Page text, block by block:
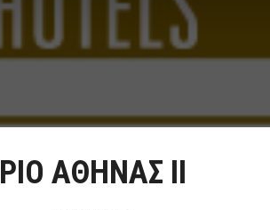
ΡΙΟ ΑΘΗΝΑΣ ΙΙ